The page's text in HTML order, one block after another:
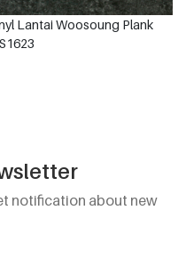
Lantai Woosoung Plank
notification about new